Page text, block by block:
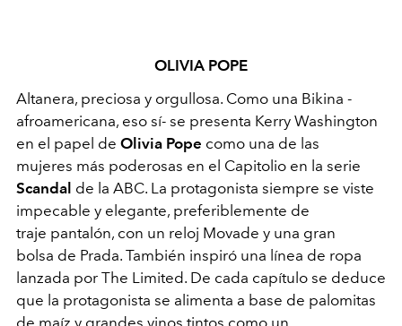
OLIVIA POPE
Altanera, preciosa y orgullosa. Como una Bikina -
afroamericana, eso sí- se presenta Kerry Washington
en el papel de Olivia Pope como una de las
mujeres más poderosas en el Capitolio en la serie
Scandal de la ABC. La protagonista siempre se viste
impecable y elegante, preferiblemente de
traje pantalón, con un reloj Movade y una gran
bolsa de Prada. También inspiró una línea de ropa
lanzada por The Limited. De cada capítulo se deduce
que la protagonista se alimenta a base de palomitas